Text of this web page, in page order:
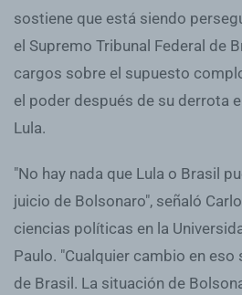
sostiene que está siendo
el Supremo Tribunal Federal de
cargos sobre el supuesto
el poder después de su derrota
Lula.
"No hay nada que Lula o Brasil
juicio de Bolsonaro", señaló
ciencias políticas en la
Paulo. "Cualquier cambio en
de Brasil. La situación de